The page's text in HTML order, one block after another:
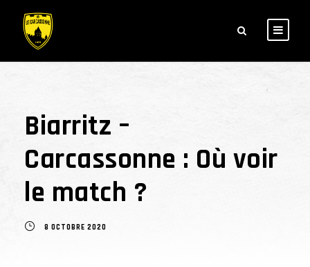
Biarritz –
Carcassonne : Où voir
le match ?
8 OCTOBRE 2020